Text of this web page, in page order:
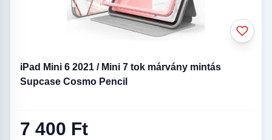
iPad Mini 6 2021 / Mini 7 tok márvány mintás
Supcase Cosmo Pencil
7 400 Ft